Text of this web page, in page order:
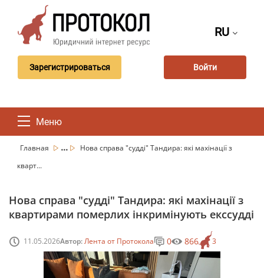
RU
Зарегистрироваться Войти
Меню
Главная ...
Нова справа "судді" Тандира: які махінації з
кварт...
Нова справа "судді" Тандира: які махінації з
квартирами померлих інкримінують екссудді
11.05.2026Автор:Лента от Протокола 3
0 866